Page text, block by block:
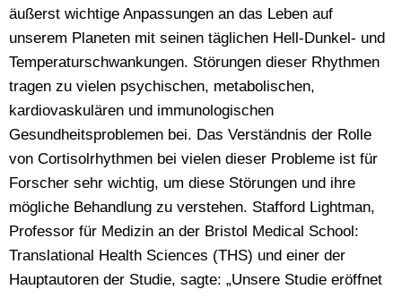
äußerst wichtige Anpassungen an das Leben auf
unserem Planeten mit seinen täglichen Hell-Dunkel- und
Temperaturschwankungen. Störungen dieser Rhythmen
tragen zu vielen psychischen, metabolischen,
kardiovaskulären und immunologischen
Gesundheitsproblemen bei. Das Verständnis der Rolle
von Cortisolrhythmen bei vielen dieser Probleme ist für
Forscher sehr wichtig, um diese Störungen und ihre
mögliche Behandlung zu verstehen. Stafford Lightman,
Professor für Medizin an der Bristol Medical School:
Translational Health Sciences (THS) und einer der
Hauptautoren der Studie, sagte: „Unsere Studie eröffnet